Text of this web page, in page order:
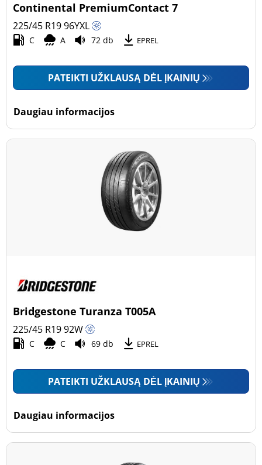
Continental PremiumContact 7
225/45 R1996YXL
C A 72 db EPREL
PATEIKTI UŽKLAUSĄ DĖL ĮKAINIŲ
Daugiau informacijos
Bridgestone Turanza T005A
225/45 R1992W
C C 69 db EPREL
PATEIKTI UŽKLAUSĄ DĖL ĮKAINIŲ
Daugiau informacijos